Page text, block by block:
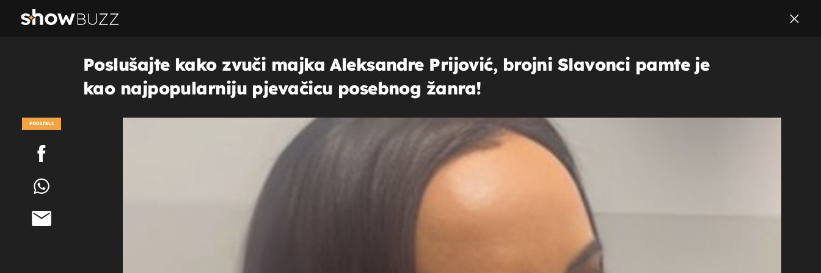
Poslušajte kako zvuči majka Aleksandre Prijović, brojni Slavonci pamte je
kao najpopularniju pjevačicu posebnog žanra!
PODIJELI